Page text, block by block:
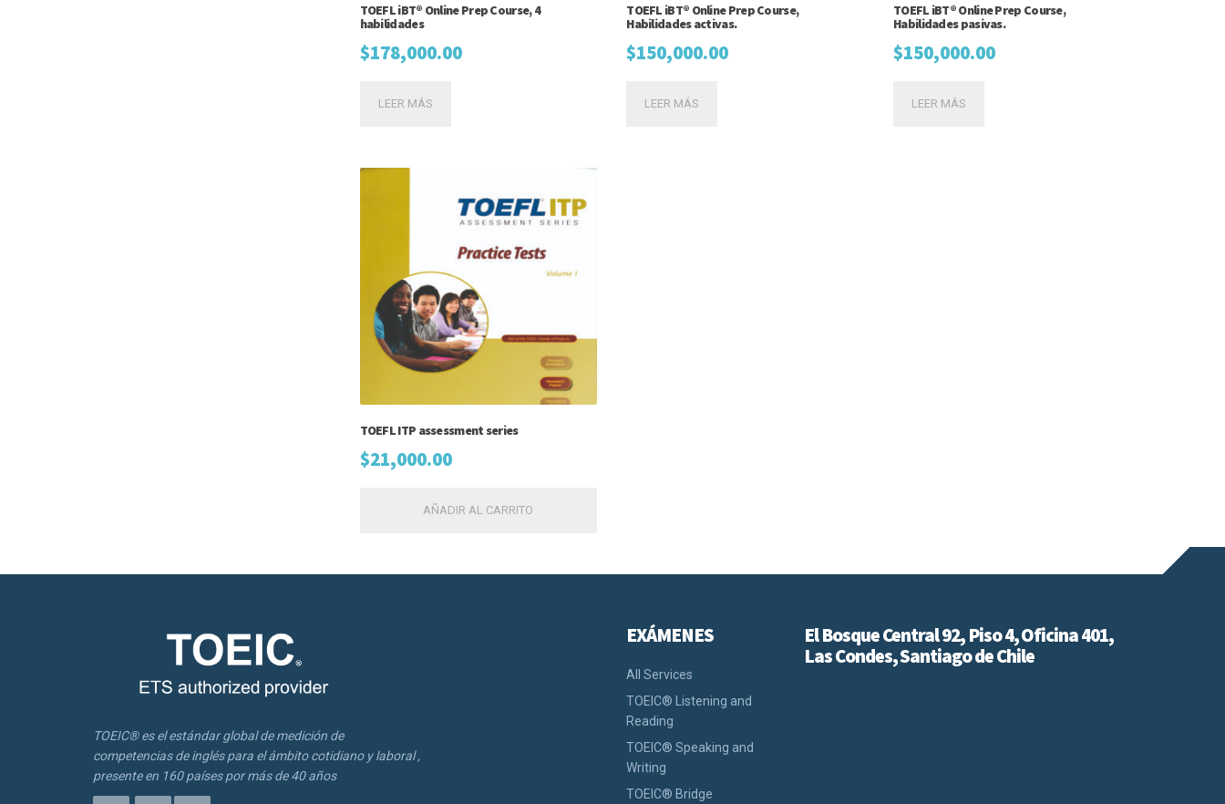
TOEFL iBT® Online Prep Course, 4
habilidades
$178,000.00
LEER MÁS
TOEFL iBT® Online Prep Course,
Habilidades activas.
$150,000.00
LEER MÁS
TOEFL iBT® Online Prep Course,
Habilidades pasivas.
$150,000.00
LEER MÁS
TOEFL ITP assessment series
$21,000.00
AÑADIR AL CARRITO
TOEIC® es el estándar global de medición de
competencias de inglés para el ámbito cotidiano y laboral ,
presente en 160 países por más de 40 años
EXÁMENES
All Services
TOEIC® Listening and
Reading
TOEIC® Speaking and
Writing
TOEIC® Bridge
El Bosque Central 92, Piso 4, Oficina 401,
Las Condes, Santiago de Chile